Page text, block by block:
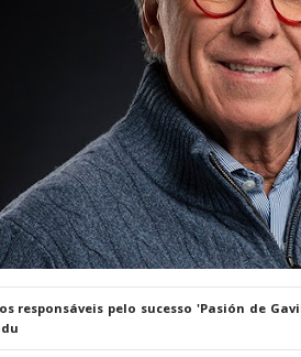
responsáveis pelo sucesso 'Pasión de